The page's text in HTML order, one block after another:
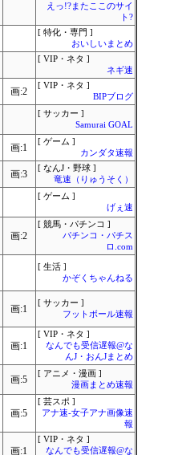
えっ!?またここのサイ
ト?
[ 特化・専門 ]
おいしいまとめ
[ VIP・ネタ ]
ネギ速
画:2
[ VIP・ネタ ]
BIPブログ
[ サッカー ]
Samurai GOAL
画:1
[ ゲーム ]
カンダタ速報
画:3
[ なんJ・野球 ]
竜速（りゅうそく）
[ ゲーム ]
げぇ速
画:2
[ 競馬・パチンコ ]
パチンコ・パチス
ロ.com
[ 生活 ]
かぞくちゃんねる
画:1
[ サッカー ]
フットボール速報
画:1
[ VIP・ネタ ]
なんでも受信遅報@な
んJ・おんJまとめ
画:5
[ アニメ・漫画 ]
漫画まとめ速報
画:5
[ 芸スポ ]
アナ速‐女子アナ画像速
報
画:1
[ VIP・ネタ ]
なんでも受信遅報@な